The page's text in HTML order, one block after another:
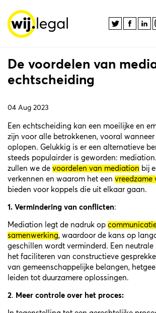
De voordelen van
echtscheiding
04 Aug 2023
Een echtscheiding kan een moeilijke en
zijn voor alle betrokkenen, vooral
oplopen. Gelukkig is er een alternatieve
steeds populairder is geworden: mediation
zullen we de voordelen van mediation bij
verkennen en waarom het een vreedzame
bieden voor koppels die uit elkaar gaan.
1. Vermindering van conflicten:
Mediation legt de nadruk op
samenwerking, waardoor de kans op
geschillen wordt verminderd. Een
het faciliteren van constructieve
van gemeenschappelijke belangen,
leiden tot duurzamere oplossingen.
2. Meer controle over het proces: